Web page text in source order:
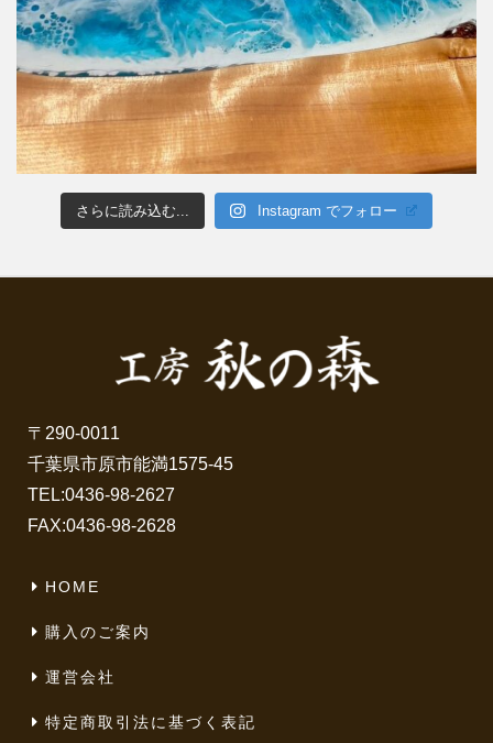
さらに読み込む... Instagram でフォロー
〒290-0011
千葉県市原市能満1575-45
TEL:0436-98-2627
FAX:0436-98-2628
HOME
購入のご案内
運営会社
特定商取引法に基づく表記